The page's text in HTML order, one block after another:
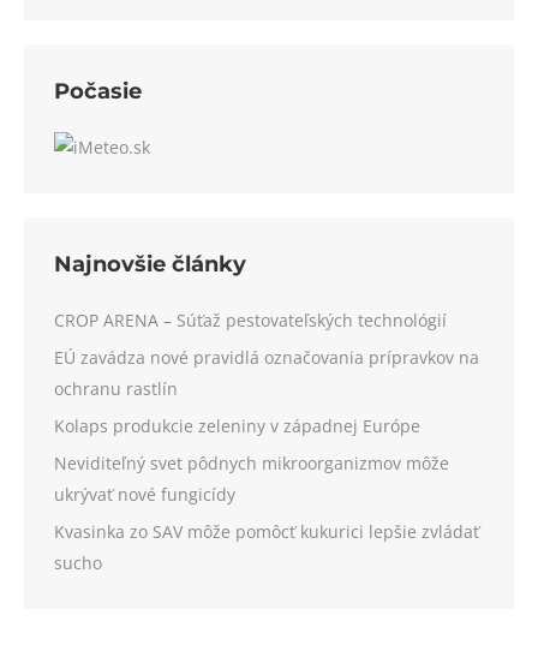
Počasie
Najnovšie články
CROP ARENA – Súťaž pestovateľských technológií
EÚ zavádza nové pravidlá označovania prípravkov na
ochranu rastlín
Kolaps produkcie zeleniny v západnej Európe
Neviditeľný svet pôdnych mikroorganizmov môže
ukrývať nové fungicídy
Kvasinka zo SAV môže pomôcť kukurici lepšie zvládať
sucho